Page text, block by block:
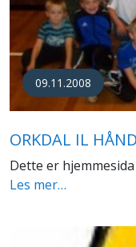
09.11.2008
ORKDAL IL
Dette er
Les mer…